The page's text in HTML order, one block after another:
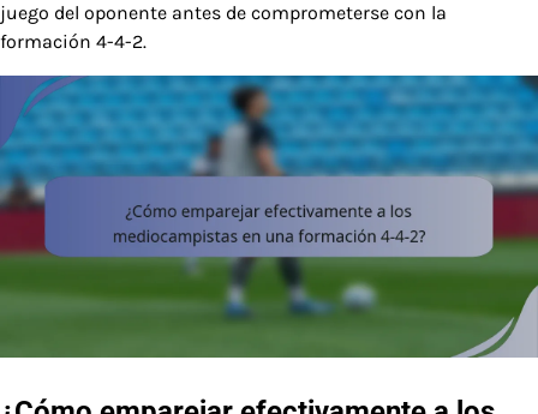
juego del oponente antes de comprometerse con la
formación 4-4-2.